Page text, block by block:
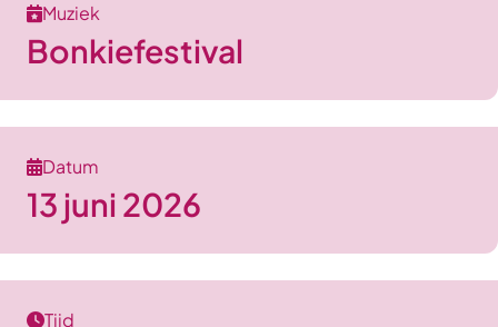
Muziek
Bonkiefestival
Datum
13 juni 2026
Tijd